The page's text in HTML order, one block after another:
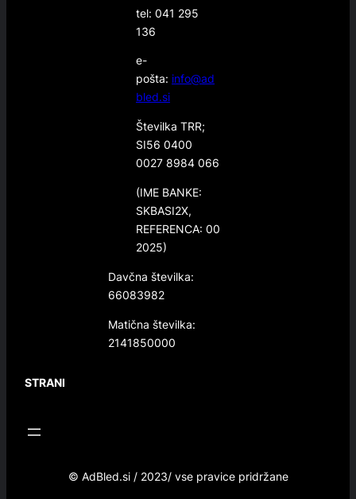
tel: 041 295
136
e-
pošta: info@ad
bled.si
Številka TRR;
SI56 0400
0027 8984 066
(IME BANKE:
SKBASI2X,
REFERENCA: 00
2025)
Davčna številka:
66083982
Matična številka:
2141850000
STRANI
© AdBled.si / 2023/ vse pravice pridržane